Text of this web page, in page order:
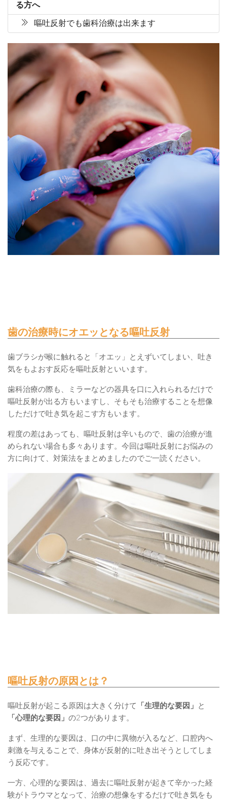
る方へ
嘔吐反射でも歯科治療は出来ます
歯の治療時にオエッとなる嘔吐反射
歯ブラシが喉に触れると「オエッ」とえずいてしまい、吐き
気をもよおす反応を嘔吐反射といいます。
歯科治療の際も、ミラーなどの器具を口に入れられるだけで
嘔吐反射が出る方もいますし、そもそも治療することを想像
しただけで吐き気を起こす方もいます。
程度の差はあっても、嘔吐反射は辛いもので、歯の治療が進
められない場合も多々あります。今回は嘔吐反射にお悩みの
方に向けて、対策法をまとめましたのでご一読ください。
嘔吐反射の原因とは？
嘔吐反射が起こる原因は大きく分けて 「生理的な要因」
と
「心理的な要因」 の2つがあります。
まず、生理的な要因は、口の中に異物が入るなど、口腔内へ
刺激を与えることで、身体が反射的に吐き出そうとしてしま
う反応です。
一方、心理的な要因は、過去に嘔吐反射が起きて辛かった経
験がトラウマとなって、治療の想像をするだけで吐き気をも